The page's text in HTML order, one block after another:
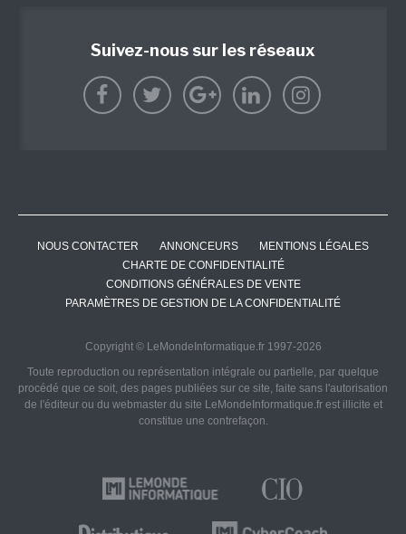
Suivez-nous sur les réseaux
NOUS CONTACTER ANNONCEURS
MENTIONS LÉGALES
CHARTE DE CONFIDENTIALITÉ
CONDITIONS GÉNÉRALES DE VENTE
PARAMÈTRES DE GESTION DE LA CONFIDENTIALITÉ
Copyright © LeMondeInformatique.fr 1997-2026
Toute reproduction ou représentation intégrale ou partielle, par quelque
procédé que ce soit, des pages publiées sur ce site, faite sans l'autorisation
de l'éditeur ou du webmaster du site LeMondeInformatique.fr est illicite et
constitue une contrefaçon.